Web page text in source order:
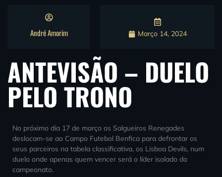
André Amorim Março 14, 2024
ANTEVISÃO – DUELO
PELO TRONO
No próximo dia 17 de março os Salgueiros Renegades
deslocam-se ao Campo Futebol Benfica para defrontar os
seus parceiros na tabela classificativa, os Lisboa Devils, num
duelo onde apenas quem vencer será o líder isolado do
campeonato.